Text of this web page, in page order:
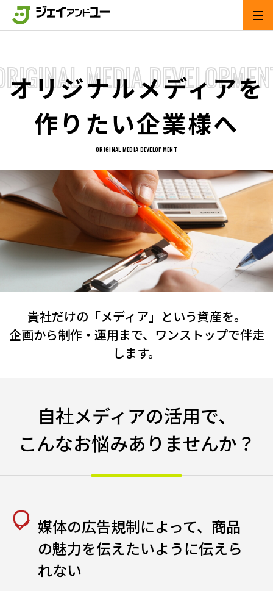
オリジナルメディアを
作りたい企業様へ
ORIGINAL MEDIA DEVELOPMENT
MEDIA
貴社だけの「メディア」という資産を。
企画から制作・運用まで、ワンストップで伴走
します。
自社メディアの活用で、
こんなお悩みありませんか？
媒体の広告規制によって、商品
の魅力を伝えたいように伝えら
れない